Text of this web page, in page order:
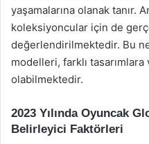
yaşamalarına olanak tanır.
koleksiyoncular için de
değerlendirilmektedir. Bu
modelleri, farklı
olabilmektedir.
2023 Yılında Oyuncak
Belirleyici Faktörleri